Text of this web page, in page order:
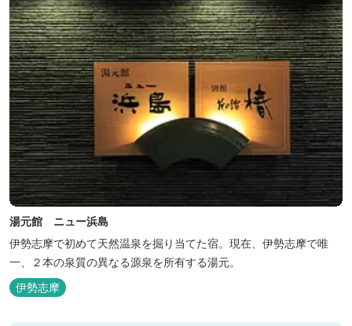
湯元館 ニュー浜島
伊勢志摩で初めて天然温泉を掘り当てた宿。現在、伊勢志摩で唯
一、２本の泉質の異なる源泉を所有する湯元。
伊勢志摩